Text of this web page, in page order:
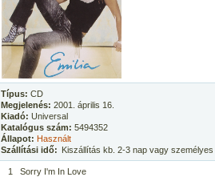
Típus: CD
Megjelenés: 2001. április 16.
Kiadó: Universal
Katalógus szám: 5494352
Állapot: Használt
Szállítási idő: Kiszállítás kb. 2-3 nap vagy
1
Sorry I'm In Love